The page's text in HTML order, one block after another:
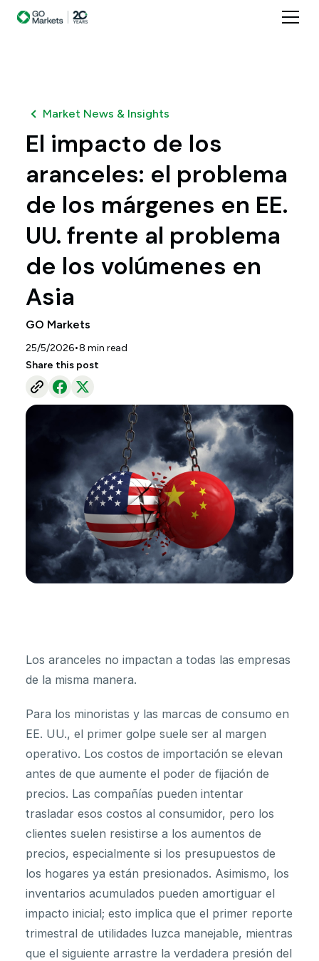
Market News & Insights
El impacto de los
aranceles: el problema
de los márgenes en EE.
UU. frente al problema
de los volúmenes en
Asia
GO Markets
25/5/2026•8 min read
Share this post
Los aranceles no impactan a todas las empresas
de la misma manera.
Para los minoristas y las marcas de consumo en
EE. UU., el primer golpe suele ser al margen
operativo. Los costos de importación se elevan
antes de que aumente el poder de fijación de
precios. Las compañías pueden intentar
trasladar esos costos al consumidor, pero los
clientes suelen resistirse a los aumentos de
precios, especialmente si los presupuestos de
los hogares ya están presionados. Asimismo, los
inventarios acumulados pueden amortiguar el
impacto inicial; esto implica que el primer reporte
trimestral de utilidades luzca manejable, mientras
que el siguiente arrastre la verdadera presión del